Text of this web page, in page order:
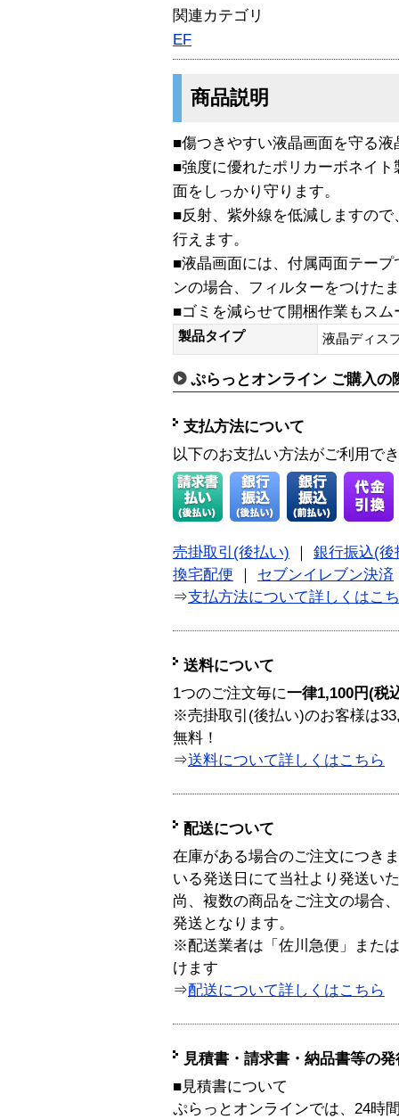
関連カテゴリ
EF
商品説明
■傷つきやすい液晶画面を守る
■強度に優れたポリカーボネイ
面をしっかり守ります。
■反射、紫外線を低減しますの
行えます。
■液晶画面には、付属両面テー
ンの場合、フィルターをつけた
■ゴミを減らせて開梱作業もス
製品タイプ 液晶ディス
ぷらっとオンライン ご購入の
支払方法について
以下のお支払い方法がご利用で
売掛取引(後払い)
銀行振込(後
換宅配便
セブンイレブン決済
⇒支払方法について詳しくはこ
送料について
1つのご注文毎に一律1,100円(税
※売掛取引(後払い)のお客様は
無料！
⇒送料について詳しくはこちら
配送について
在庫がある場合のご注文につき
いる発送日にて当社より発送い
尚、複数の商品をご注文の場合
発送となります。
※配送業者は「佐川急便」また
けます
⇒配送について詳しくはこちら
見積書・請求書・納品書等の
■見積書について
ぷらっとオンラインでは、24時